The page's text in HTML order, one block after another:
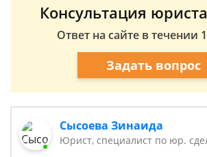
Консультация
Ответ на сайте в течении
Задать вопрос
Сысоева Зинаида
Юрист, специалист по юр.